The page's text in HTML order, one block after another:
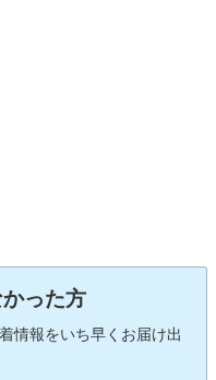
った方
情報をいち早くお届け出